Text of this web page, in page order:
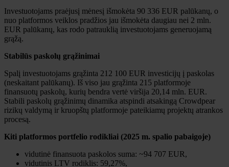
Investuotojams praėjusį mėnesį išmokėta 90 336 EUR palūkanų, o
nuo platformos veiklos pradžios jau išmokėta daugiau nei 2 mln.
EUR palūkanų, kas rodo patrauklią investuotojams generuojamą
grąžą.
Stabilūs paskolų grąžinimai
Spalį investuotojams grąžinta 212 100 EUR investicijų į paskolas
(neskaitant palūkanų). Iš viso jau grąžinta 215 platformoje
finansuotų paskolų, kurių bendra vertė viršija 20,14 mln. EUR.
Stabili paskolų grąžinimų dinamika atspindi atsakingą Crowdpear
rizikų valdymą ir kruopštų platformoje pateikiamų projektų atrankos
procesą.
Kiti platformos portfelio rodikliai (2025 m. spalio pabaigoje)
vidutinė finansuota paskolos suma: ~94 707 EUR,
vidutinis LTV rodiklis: 59,27%,